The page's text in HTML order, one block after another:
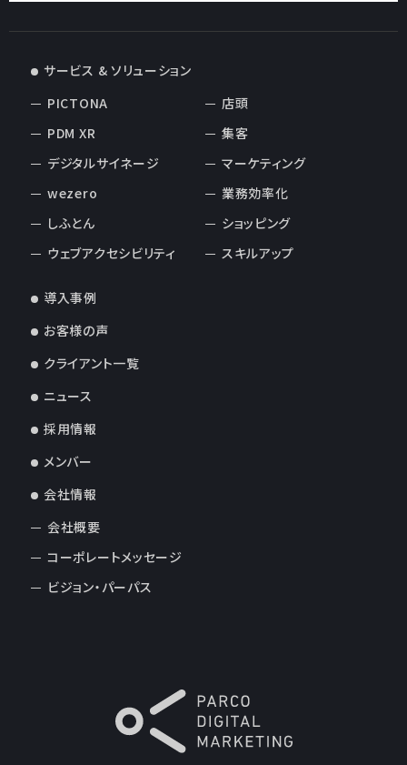
サービス & ソリューション
PICTONA
PDM XR
デジタルサイネージ
wezero
しふとん
ウェブアクセシビリティ
店頭
集客
マーケティング
業務効率化
ショッピング
スキルアップ
導入事例
お客様の声
クライアント一覧
ニュース
採用情報
メンバー
会社情報
会社概要
コーポレートメッセージ
ビジョン・パーパス